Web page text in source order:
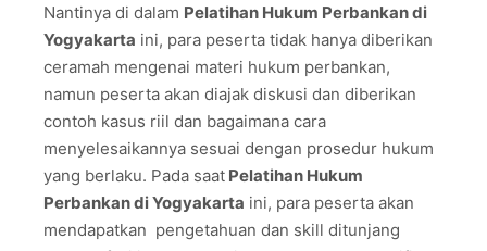
Nantinya di dalam Pelatihan Hukum Perbankan di
Yogyakarta ini, para peserta tidak hanya diberikan
ceramah mengenai materi hukum perbankan,
namun peserta akan diajak diskusi dan diberikan
contoh kasus riil dan bagaimana cara
menyelesaikannya sesuai dengan prosedur hukum
yang berlaku. Pada saat Pelatihan Hukum
Perbankan di Yogyakarta ini, para peserta akan
mendapatkan pengetahuan dan skill ditunjang